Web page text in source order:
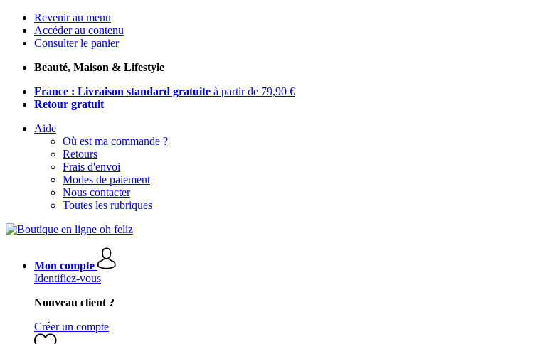
Revenir au menu
Accéder au contenu
Consulter le panier
Beauté, Maison & Lifestyle
France : Livraison standard gratuite à partir de 79,90 €
Retour gratuit
Aide
Où est ma commande ?
Retours
Frais d'envoi
Modes de paiement
Nous contacter
Toutes les rubriques
Mon compte
Identifiez-vous
Nouveau client ?
Créer un compte